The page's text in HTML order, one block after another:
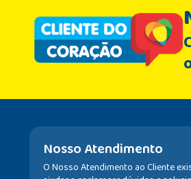
Nosso Atendimento
O Nosso Atendimento ao Cliente